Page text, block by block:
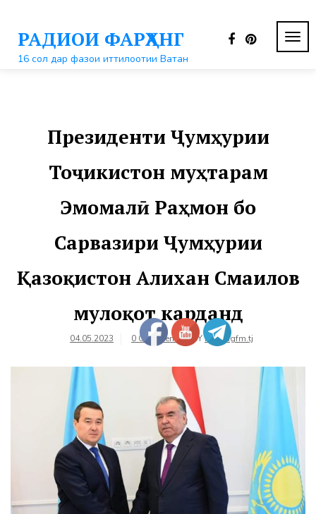
контентуРАДИОИ ФАРҲАНГ
16 сол дар фазои иттилоотии Ватан
Президенти Ҷумҳурии
Тоҷикистон муҳтарам
Эмомалӣ Раҳмон бо
Сарвазири Ҷумҳурии
Қазоқистон Алихан Смаилов
мулоқот карданд
04.05.2023 0 Comments BYfarhangfm.tj